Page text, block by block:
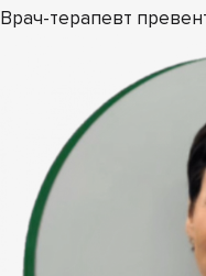
Врач-терапевт